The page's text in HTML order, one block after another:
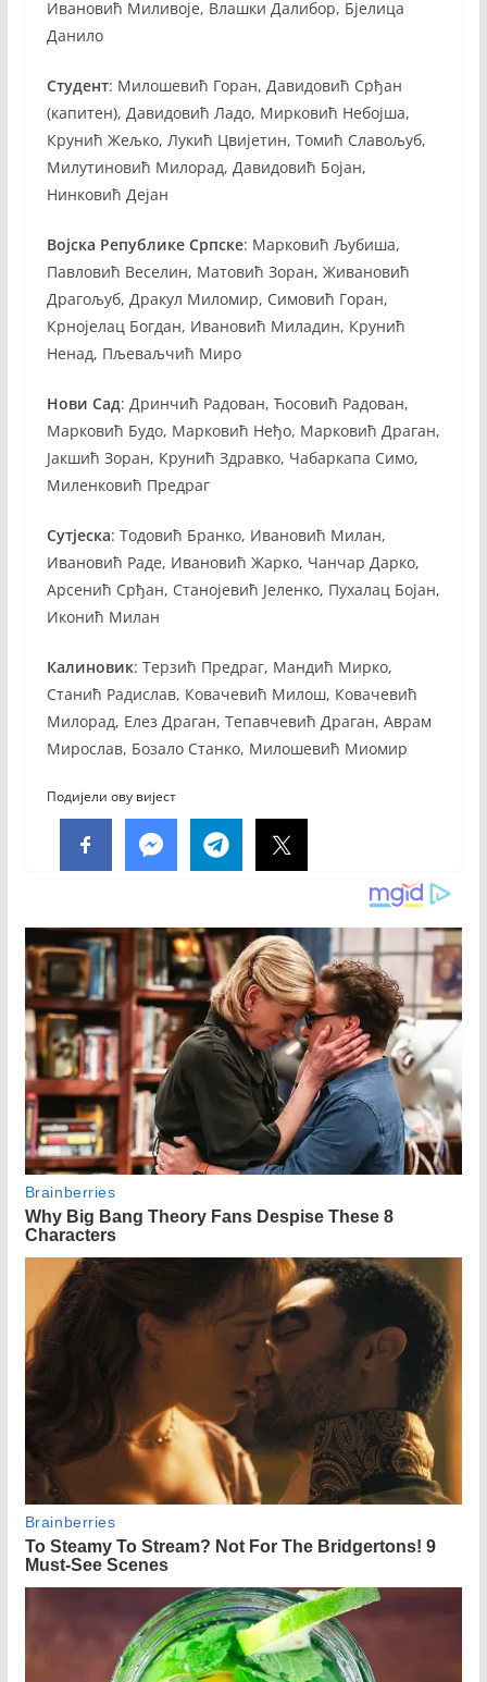
Ивановић Миливоје, Влашки Далибор, Бјелица
Данило
Студент: Милошевић Горан, Давидовић Срђан
(капитен), Давидовић Ладо, Мирковић Небојша,
Крунић Жељко, Лукић Цвијетин, Томић Славољуб,
Милутиновић Милорад, Давидовић Бојан,
Нинковић Дејан
Војска Републике Српске: Марковић Љубиша,
Павловић Веселин, Матовић Зоран, Живановић
Драгољуб, Дракул Миломир, Симовић Горан,
Крнојелац Богдан, Ивановић Миладин, Крунић
Ненад, Пљеваљчић Миро
Нови Сад: Дринчић Радован, Ћосовић Радован,
Марковић Будо, Марковић Неђо, Марковић Драган,
Јакшић Зоран, Крунић Здравко, Чабаркапа Симо,
Миленковић Предраг
Сутјеска: Тодовић Бранко, Ивановић Милан,
Ивановић Раде, Ивановић Жарко, Чанчар Дарко,
Арсенић Срђан, Станојевић Јеленко, Пухалац Бојан,
Иконић Милан
Калиновик: Терзић Предраг, Мандић Мирко,
Станић Радислав, Ковачевић Милош, Ковачевић
Милорад, Елез Драган, Тепавчевић Драган, Аврам
Мирослав, Бозало Станко, Милошевић Миомир
Подијели ову вијест